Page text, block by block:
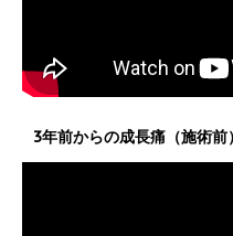
3年前からの成長痛（施術前）